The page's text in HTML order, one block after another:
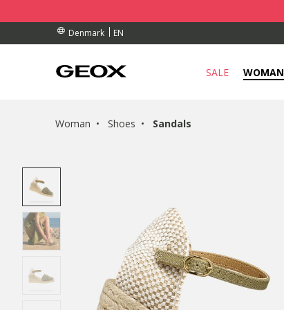
Denmark
EN
OVER Dkk 700,00
COLLECTION POINT.
OVER Dkk 700,00
SALE WOMAN
Woman Shoes Sandals